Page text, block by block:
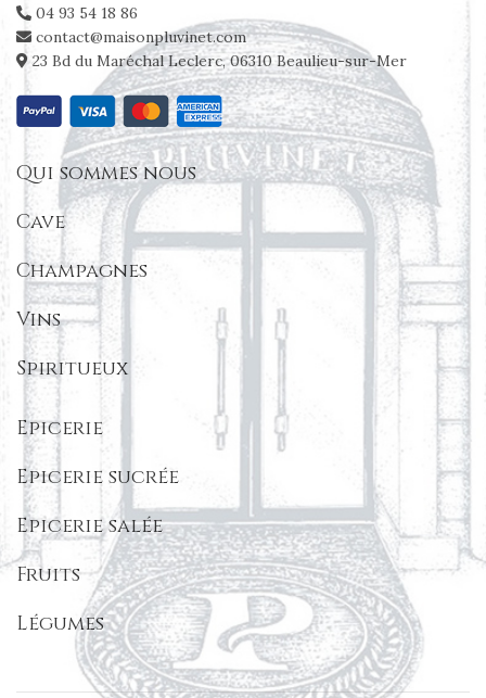
04 93 54 18 86
contact@maisonpluvinet.com
23 Bd du Maréchal Leclerc, 06310 Beaulieu-sur-Mer
Qui sommes nous
Cave
Champagnes
Vins
Spiritueux
Epicerie
Epicerie sucrée
Epicerie salée
Fruits
Légumes